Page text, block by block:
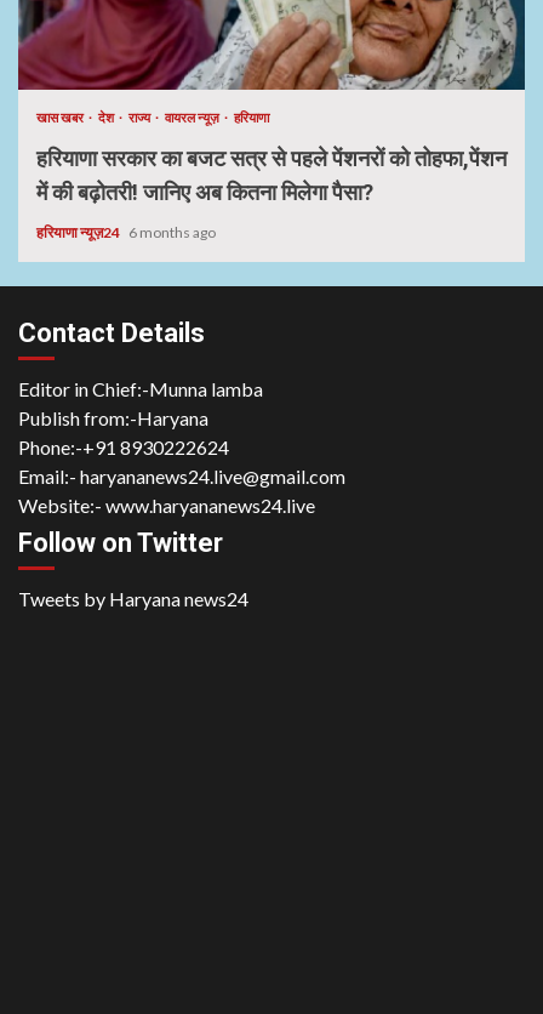
खास खबर देश राज्य वायरल न्यूज़ हरियाणा
हरियाणा सरकार का बजट सत्र से पहले पेंशनरों को तोहफा,पेंशन
में की बढ़ोतरी! जानिए अब कितना मिलेगा पैसा?
हरियाणा न्यूज़24 6 months ago
Contact Details
Editor in Chief:-Munna lamba
Publish from:-Haryana
Phone:-+91 8930222624
Email:- haryananews24.live@gmail.com
Website:- www.haryananews24.live
Follow on Twitter
Tweets by Haryana news24